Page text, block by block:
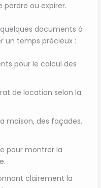
perdre ou expirer.
documents à
un temps précieux :
pour le calcul des
de location selon la
maison, des façades,
pour montrer la
clairement la